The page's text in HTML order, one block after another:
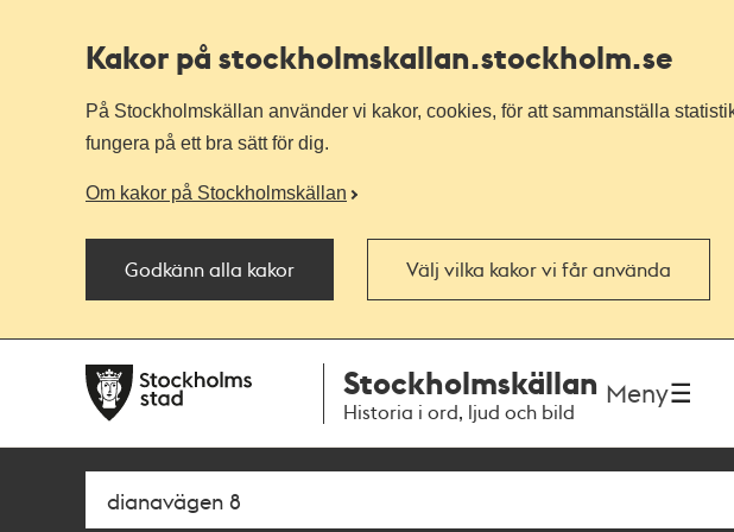
Kakor på stockholmskallan.stockholm.se
På Stockholmskällan använder vi kakor, cookies, för att sammanställa
fungera på ett bra sätt för dig.
Om kakor på Stockholmskällan
Godkänn alla kakor Välj vilka kakor vi får använda
navigationen
huvudinnehållet
Stockholmskällan
Historia i ord, ljud och bild
Meny
Sök